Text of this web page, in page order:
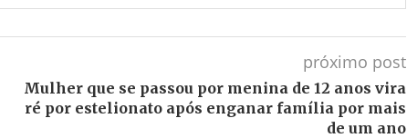
próximo post
Mulher que se passou por menina de 12 anos vira
ré por estelionato após enganar família por mais
de um ano